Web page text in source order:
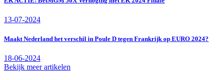
13-07-2024
Maakt Nederland het verschil in Poule D tegen Frankrijk op EURO 2024?
18-06-2024
Bekijk meer artikelen